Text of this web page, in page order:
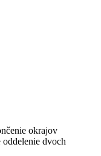
okrajov
oddelenie dvoch